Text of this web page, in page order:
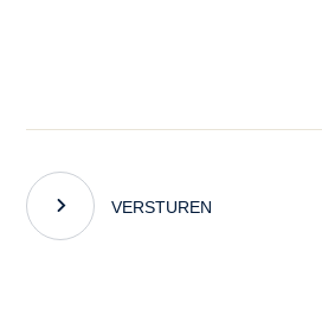
VERSTUREN